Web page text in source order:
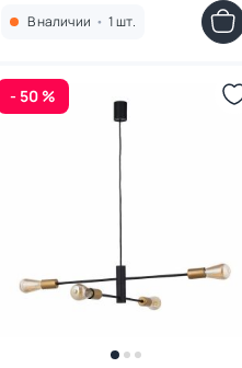
В наличии • 1 шт.
- 50 %